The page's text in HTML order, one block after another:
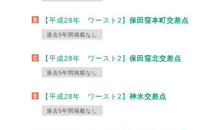
【平成28年 ワースト2】 保田窪本町交差点
過去5年間掲載なし
【平成28年 ワースト2】 保田窪北交差点
過去5年間掲載なし
【平成28年 ワースト2】 神水交差点
過去5年間掲載なし